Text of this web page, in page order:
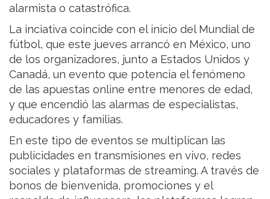
alarmista o catastrófica.
La inciativa coincide con el inicio del Mundial de
fútbol, que este jueves arrancó en México, uno
de los organizadores, junto a Estados Unidos y
Canadá, un evento que potencia el fenómeno
de las apuestas online entre menores de edad,
y que encendió las alarmas de especialistas,
educadores y familias.
En este tipo de eventos se multiplican las
publicidades en transmisiones en vivo, redes
sociales y plataformas de streaming. A través de
bonos de bienvenida, promociones y el